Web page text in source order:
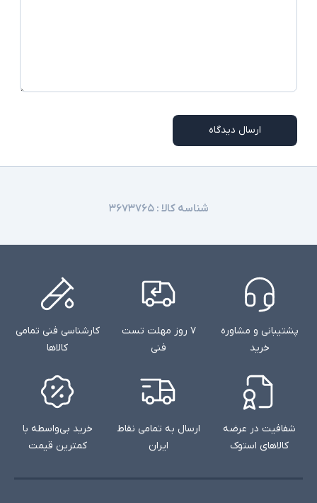
ارسال دیدگاه
شناسه کالا :۳۶۷۳۷۶۵
پشتیبانی و مشاوره
خرید
۷ روز مهلت تست
فنی
کارشناسی فنی تمامی
کالاها
شفافیت در عرضه
کالاهای استوک
ارسال به تمامی نقاط
ایران
خرید بی‌واسطه با
کمترین قیمت